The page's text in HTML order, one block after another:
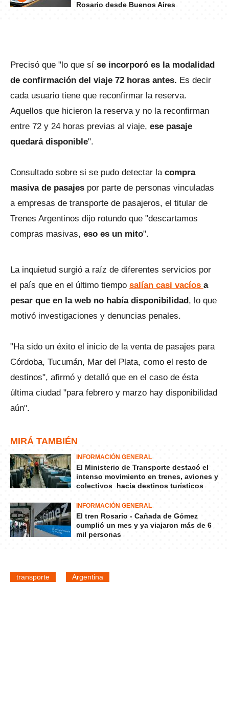
Rosario desde Buenos Aires
Precisó que "lo que sí se incorporó es la modalidad
de confirmación del viaje 72 horas antes. Es decir
cada usuario tiene que reconfirmar la reserva.
Aquellos que hicieron la reserva y no la reconfirman
entre 72 y 24 horas previas al viaje, ese pasaje
quedará disponible".
Consultado sobre si se pudo detectar la compra
masiva de pasajes por parte de personas vinculadas
a empresas de transporte de pasajeros, el titular de
Trenes Argentinos dijo rotundo que "descartamos
compras masivas, eso es un mito".
La inquietud surgió a raíz de diferentes servicios por
el país que en el último tiempo salían casi vacíos a
pesar que en la web no había disponibilidad, lo que
motivó investigaciones y denuncias penales.
"Ha sido un éxito el inicio de la venta de pasajes para
Córdoba, Tucumán, Mar del Plata, como el resto de
destinos", afirmó y detalló que en el caso de ésta
última ciudad "para febrero y marzo hay disponibilidad
aún".
MIRÁ TAMBIÉN
INFORMACIÓN GENERAL
El Ministerio de Transporte destacó el
intenso movimiento en trenes, aviones y
colectivos hacia destinos turísticos
INFORMACIÓN GENERAL
El tren Rosario - Cañada de Gómez
cumplió un mes y ya viajaron más de 6
mil personas
transporte Argentina